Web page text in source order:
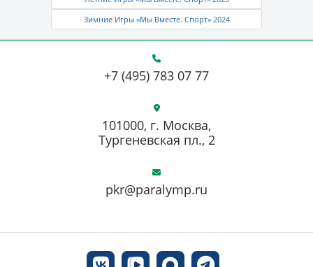
Зимние Игры «Мы Вместе. Спорт» 2024
+7 (495) 783 07 77
pkr@paralymp.ru
101000, г. Москва,
Тургеневская пл., 2